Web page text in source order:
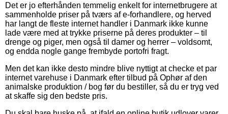
Det er jo efterhånden temmelig enkelt for internetbrugere at
sammenholde priser på tværs af e-forhandlere, og herved
har langt de fleste internet handler i Danmark ikke kunne
lade være med at trykke priserne på deres produkter – til
drenge og piger, men også til damer og herrer – voldsomt,
og endda nogle gange frembyde portofri fragt.
Men det kan ikke desto mindre blive nyttigt at checke et par
internet varehuse i Danmark efter tilbud på Ophør af den
animalske produktion / bog før du bestiller, så du er tryg ved
at skaffe sig den bedste pris.